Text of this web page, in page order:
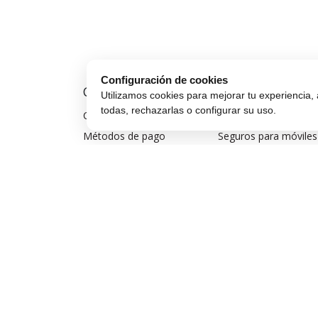
Comprar Online
Cómo comprar
Métodos de pago
Compra Segura
Preguntas frecuentes
Seguros para móviles
Configuración de cookies
Utilizamos cookies para mejorar tu
todas, rechazarlas o configurar su uso.